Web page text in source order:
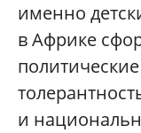
именно
в Африке
и